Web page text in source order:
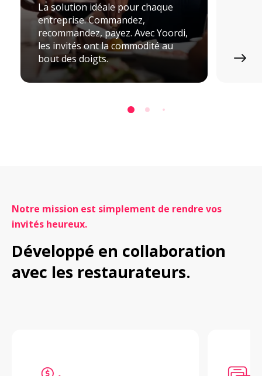
La solution idéale pour chaque
entreprise. Commandez,
recommandez, payez. Avec Yoordi,
les invités ont la commodité au
bout des doigts.
Notre mission est simplement de rendre vos
invités heureux.
Développé en collaboration
avec les restaurateurs.